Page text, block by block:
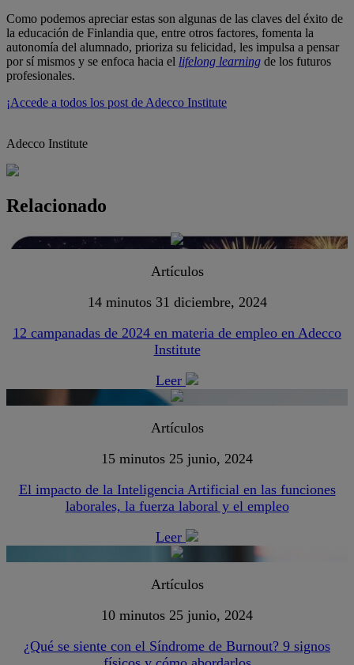
Como podemos apreciar estas son algunas de las claves del éxito de
la educación de Finlandia que, entre otros factores, fomenta la
autonomía del alumnado, prioriza su felicidad, les impulsa a pensar
por sí mismos y se enfoca hacia el lifelong learning de los futuros
profesionales.
¡Accede a todos los post de Adecco Institute
Adecco Institute
Relacionado
Artículos
14 minutos 31 diciembre, 2024
12 campanadas de 2024 en materia de empleo en Adecco
Institute
Leer
Artículos
15 minutos 25 junio, 2024
El impacto de la Inteligencia Artificial en las funciones
laborales, la fuerza laboral y el empleo
Leer
Artículos
10 minutos 25 junio, 2024
¿Qué se siente con el Síndrome de Burnout? 9 signos